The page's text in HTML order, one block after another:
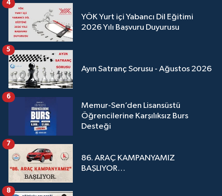
YÖK Yurt içi Yabancı Dil Eğitimi
2026 Yılı Başvuru Duyurusu
4
Ayın Satranç Sorusu - Ağustos 2026
5
Memur-Sen’den Lisansüstü
Öğrencilerine Karşılıksız Burs
Desteği
6
86. ARAÇ KAMPANYAMIZ
BAŞLIYOR…
7
8